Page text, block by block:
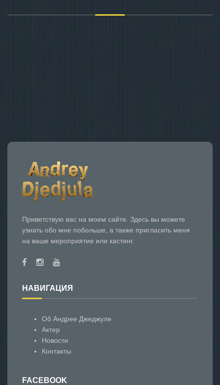
Приветствую вас на моем сайте. Здесь вы можете
узнать обо мне побольше, а также пригласить меня
на ваше мероприятие или кастинг.
НАВИГАЦИЯ
Об Андрее Джеджуле
Актер
Новости
Контакты
FACEBOOK